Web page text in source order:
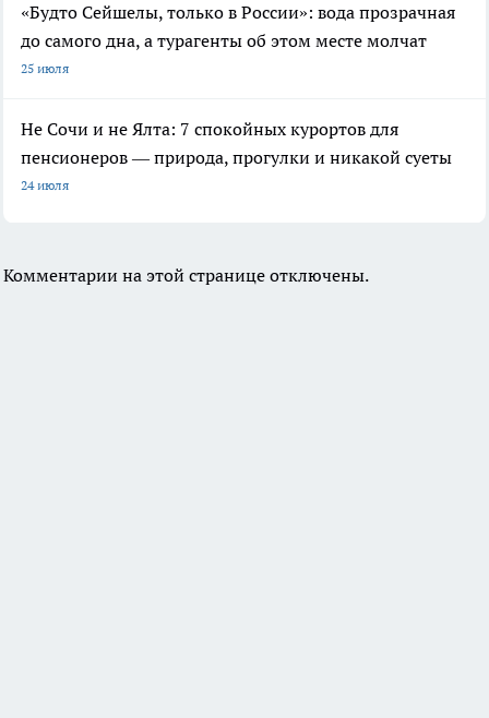
«Будто Сейшелы, только в России»: вода прозрачная
до самого дна, а турагенты об этом месте молчат
25 июля
Не Сочи и не Ялта: 7 спокойных курортов для
пенсионеров — природа, прогулки и никакой суеты
24 июля
Комментарии на этой странице отключены.